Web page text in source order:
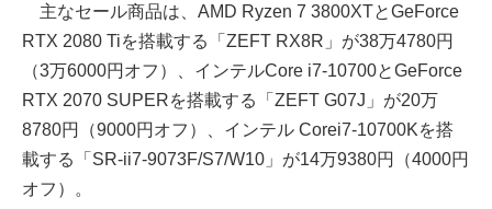
主なセール商品は、AMD Ryzen 7 3800XTとGeForce
RTX 2080 Tiを搭載する「ZEFT RX8R」が38万4780円
（3万6000円オフ）、インテルCore i7-10700とGeForce
RTX 2070 SUPERを搭載する「ZEFT G07J」が20万
8780円（9000円オフ）、インテル Corei7-10700Kを搭
載する「SR-ii7-9073F/S7/W10」が14万9380円（4000円
オフ）。